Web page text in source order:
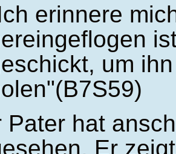
erinnere
um
(B7S59)
Pater hat
Er